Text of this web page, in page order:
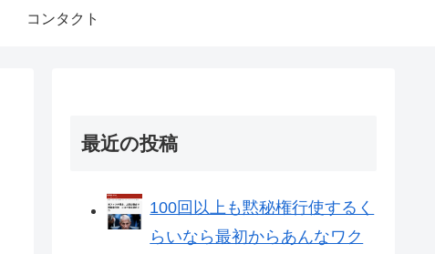
コンタクト
最近の投稿
100回以上も黙秘権行使するく
らいなら最初からあんなワク